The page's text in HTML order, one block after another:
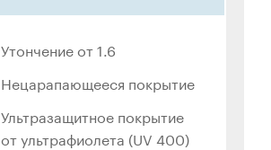
Утончение от 1.6
Нецарапающееся покрытие
Ультразащитное покрытие
от ультрафиолета (UV 400)